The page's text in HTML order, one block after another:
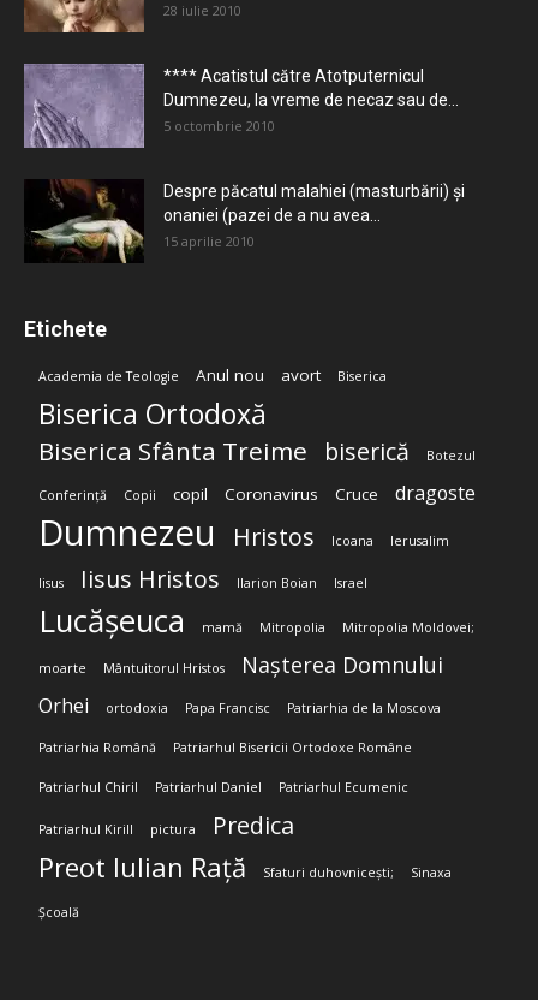
28 iulie 2010
**** Acatistul către Atotputernicul
Dumnezeu, la vreme de necaz sau de...
5 octombrie 2010
Despre păcatul malahiei (masturbării) şi
onaniei (pazei de a nu avea...
15 aprilie 2010
Etichete
Academia de Teologie Anul nou avort Biserica
Biserica Ortodoxă
Biserica Sfânta Treime biserică Botezul
Conferință Copii copil Coronavirus Cruce dragoste
Dumnezeu Hristos Icoana Ierusalim
Iisus Iisus Hristos Ilarion Boian Israel
Lucășeuca mamă Mitropolia Mitropolia Moldovei;
moarte Mântuitorul Hristos Nașterea Domnului
Orhei ortodoxia Papa Francisc Patriarhia de la Moscova
Patriarhia Română Patriarhul Bisericii Ortodoxe Române
Patriarhul Chiril Patriarhul Daniel Patriarhul Ecumenic
Patriarhul Kirill pictura Predica
Preot Iulian Rață Sfaturi duhovnicești; Sinaxa
Școală